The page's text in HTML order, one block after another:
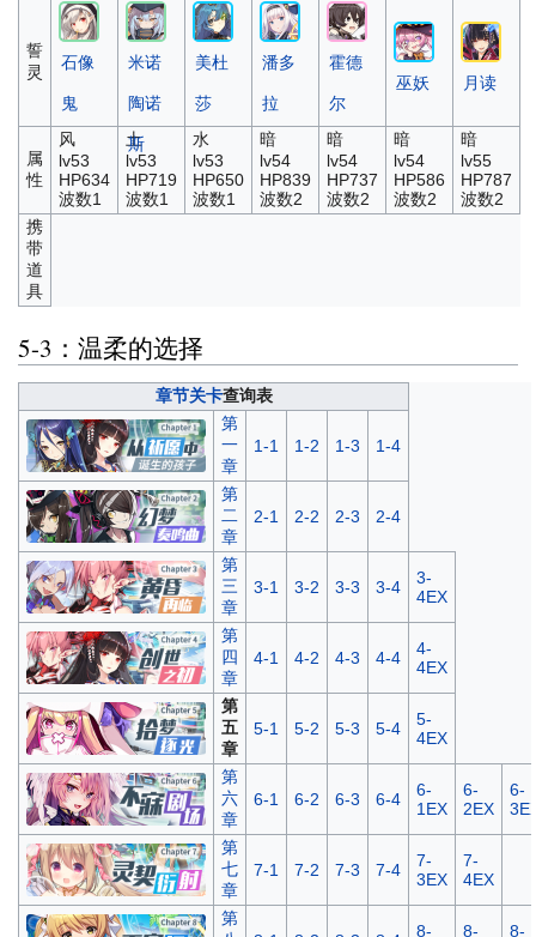
誓
灵
石像
鬼
米诺
陶诺
斯
美杜
莎
潘多
拉
霍德
尔
巫妖 月读
属
性
风
lv53
HP634
波数1
土
lv53
HP719
波数1
水
lv53
HP650
波数1
暗
lv54
HP839
波数2
暗
lv54
HP737
波数2
暗
lv54
HP586
波数2
暗
lv55
HP787
波数2
携
带
道
具
5-3：温柔的选择
章节关卡查询表
第
一
章
1-1 1-2 1-3 1-4
第
二
章
2-1 2-2 2-3 2-4
第
三
章
3-1 3-2 3-3 3-4
3-
4EX
第
四
章
4-1 4-2 4-3 4-4
4-
4EX
第
五
章
5-1 5-2 5-3 5-4
5-
4EX
第
六
章
6-1 6-2 6-3 6-4
6-
1EX
6-
2EX
6-
第
七
章
7-1 7-2 7-3 7-4
7-
3EX
7-
4EX
第
8-
8-
8-